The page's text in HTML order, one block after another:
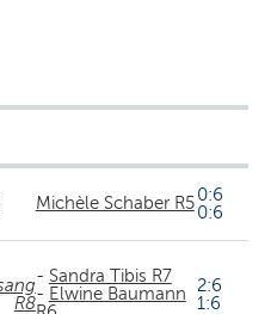
Michèle Schaber R5 0:6
0:6
R8
- Sandra Tibis R7
- Elwine Baumann
2:6
1:6